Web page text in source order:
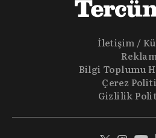
İletişim /
Bilgi Toplumu
Çerez
Gizlilik